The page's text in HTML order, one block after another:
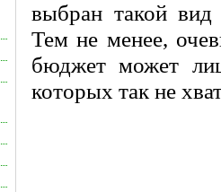
выбран такой вид
Тем не менее,
бюджет может
которых так не